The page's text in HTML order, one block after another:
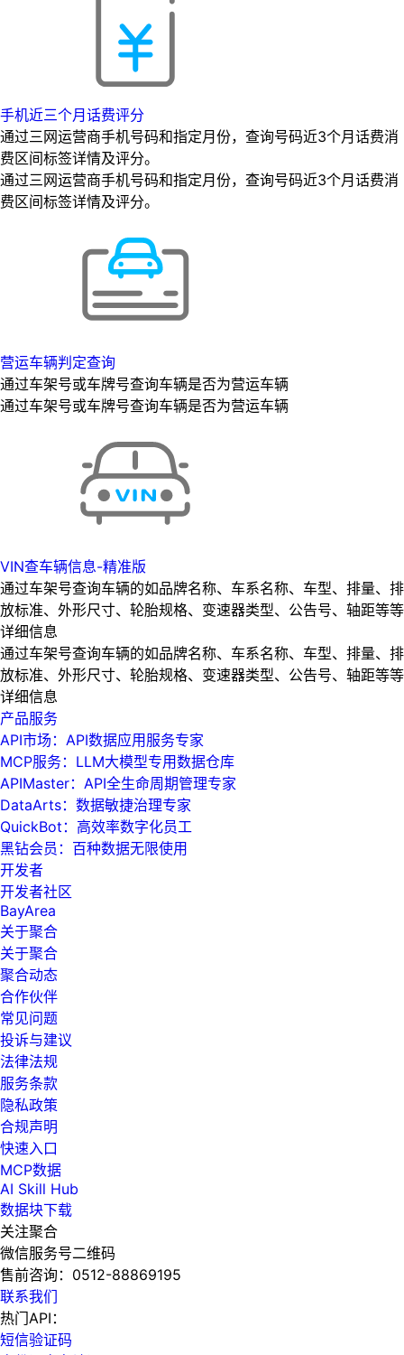
手机近三个月话费评分
通过三网运营商手机号码和指定月份，查询号码近3个月话费消
费区间标签详情及评分。
通过三网运营商手机号码和指定月份，查询号码近3个月话费消
费区间标签详情及评分。
营运车辆判定查询
通过车架号或车牌号查询车辆是否为营运车辆
通过车架号或车牌号查询车辆是否为营运车辆
VIN查车辆信息-精准版
通过车架号查询车辆的如品牌名称、车系名称、车型、排量、排
放标准、外形尺寸、轮胎规格、变速器类型、公告号、轴距等等
详细信息
通过车架号查询车辆的如品牌名称、车系名称、车型、排量、排
放标准、外形尺寸、轮胎规格、变速器类型、公告号、轴距等等
详细信息
产品服务
API市场：API数据应用服务专家
MCP服务：LLM大模型专用数据仓库
APIMaster：API全生命周期管理专家
DataArts：数据敏捷治理专家
QuickBot：高效率数字化员工
黑钻会员：百种数据无限使用
开发者
开发者社区
BayArea
关于聚合
关于聚合
聚合动态
合作伙伴
常见问题
投诉与建议
法律法规
服务条款
隐私政策
合规声明
快速入口
MCP数据
AI Skill Hub
数据块下载
关注聚合
微信服务号二维码
售前咨询： 0512-88869195
联系我们
热门API：
短信验证码